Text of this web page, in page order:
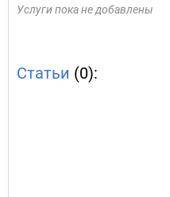
Услуги пока не добавлены
Статьи (0):